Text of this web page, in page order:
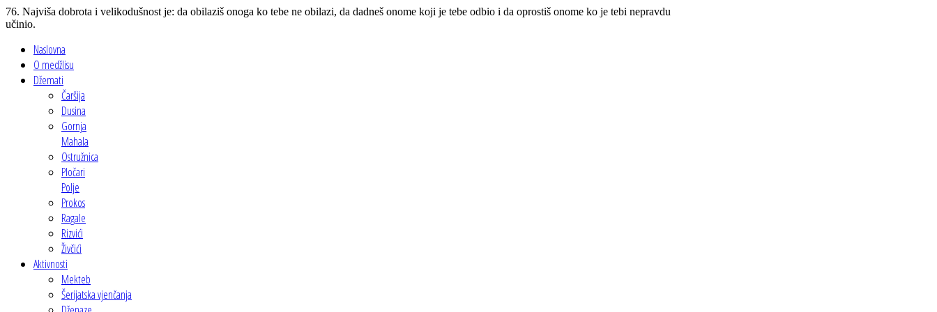
76. Najviša dobrota i velikodušnost je: da obilaziš onoga ko tebe ne obilazi, da dadneš onome koji je tebe odbio i da oprostiš onome ko je tebi nepravdu
učinio.
Naslovna
O medžlisu
Džemati
Čaršija
Dusina
Gornja
Mahala
Ostružnica
Pločari
Polje
Prokos
Ragale
Rizvići
Živčići
Aktivnosti
Mekteb
Šerijatska vjenčanja